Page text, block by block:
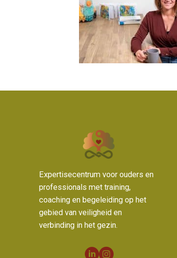
Expertisecentrum voor ouders en
professionals met training,
coaching en begeleiding op het
gebied van veiligheid en
verbinding in het gezin.